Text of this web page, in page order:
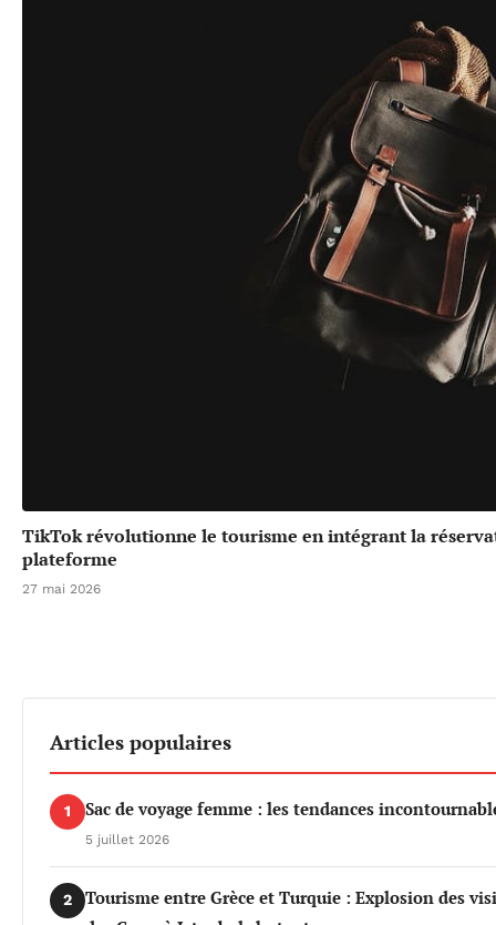
TikTok révolutionne le tourisme en intégrant la
plateforme
27 mai 2026
Articles populaires
1 Sac de voyage femme : les tendances
5 juillet 2026
2
Tourisme entre Grèce et Turquie : Explosion des